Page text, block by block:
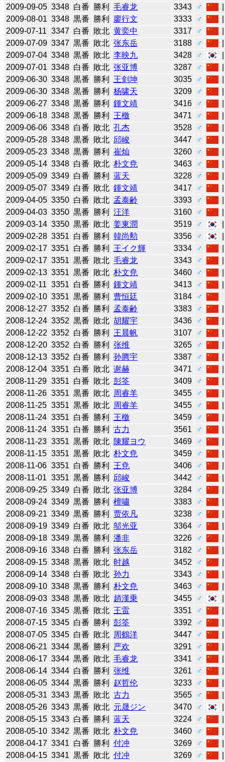
2009-09-05 3348 白番 勝利 毛睿龙 3343 ♂
2009-08-01 3348 黒番 勝利 廖行文 3333 ♂
2009-07-11 3347 白番 敗北 黄奕中 3317 ♂
2009-07-09 3347 黒番 敗北 张东岳 3188 ♂
2009-07-04 3348 黒番 敗北 李映九 3428 ♂
2009-07-01 3348 白番 敗北 张亚博 3287 ♂
2009-06-30 3348 黒番 勝利 王剑坤 3035 ♂
2009-06-30 3348 黒番 勝利 杨啸天 3209 ♂
2009-06-27 3348 黒番 勝利 鍾文靖 3416 ♂
2009-06-18 3348 黒番 勝利 王檄 3471 ♂
2009-06-06 3348 白番 敗北 孔杰 3528 ♂
2009-05-28 3348 黒番 敗北 邱峻 3447 ♂
2009-05-23 3348 黒番 勝利 崔灿 3260 ♂
2009-05-14 3348 白番 敗北 朴文尭 3463 ♂
2009-05-09 3349 白番 勝利 蓝天 3228 ♂
2009-05-07 3349 白番 敗北 鍾文靖 3417 ♂
2009-04-05 3350 白番 敗北 孟泰齢 3393 ♂
2009-04-03 3350 黒番 勝利 汪洋 3160 ♂
2009-03-14 3350 黒番 敗北 姜東潤 3519 ♂
2009-02-28 3351 白番 勝利 韓尚勲 3356 ♂
2009-02-17 3351 白番 勝利 王イク輝 3334 ♂
2009-02-17 3351 黒番 敗北 毛睿龙 3343 ♂
2009-02-13 3351 黒番 敗北 朴文尭 3460 ♂
2009-02-11 3351 白番 勝利 鍾文靖 3413 ♂
2009-02-10 3351 黒番 勝利 曹恒廷 3184
♂
2008-12-27 3352 白番 勝利 孟泰齢 3383 ♂
2008-12-24 3352 黒番 敗北 胡耀宇 3436 ♂
2008-12-22 3352 白番 勝利 王晨帆 3107 ♂
2008-12-20 3352 白番 勝利 张维 3265 ♂
2008-12-13 3352 白番 勝利 孙腾宇 3387 ♂
2008-12-04 3351 白番 敗北 谢赫 3471 ♂
2008-11-29 3351 白番 敗北 彭筌 3409 ♂
2008-11-26 3351 黒番 敗北 周睿羊 3455 ♂
2008-11-25 3351 黒番 敗北 周睿羊 3455 ♂
2008-11-24 3351 白番 勝利 王檄 3459 ♂
2008-11-24 3351 白番 勝利 古力 3561 ♂
2008-11-23 3351 黒番 敗北 陳耀ヨウ 3469 ♂
2008-11-15 3351 黒番 敗北 朴文尭 3459 ♂
2008-11-06 3351 白番 勝利 王尭 3406 ♂
2008-11-01 3351 黒番 勝利 邱峻 3442 ♂
2008-09-25 3349 白番 敗北 张亚博 3284 ♂
2008-09-24 3349 黒番 勝利 檀嘯 3383 ♂
2008-09-21 3349 黒番 勝利 贾依凡 3238 ♂
2008-09-19 3349 白番 敗北 邬光亚 3364 ♂
2008-09-18 3349 黒番 勝利 潘非 3226 ♂
2008-09-16 3348 白番 勝利 张东岳 3182 ♂
2008-09-15 3348 黒番 敗北 时越 3452 ♂
2008-09-14 3348 白番 敗北 孙力 3343 ♂
2008-09-10 3348 黒番 勝利 朴文尭 3463 ♂
2008-09-03 3348 黒番 敗北 趙漢乗 3455 ♂
2008-07-16 3345 黒番 敗北 王雷 3351 ♂
2008-07-15 3345 白番 勝利 彭筌 3392 ♂
2008-07-05 3345 白番 敗北 周鶴洋 3447 ♂
2008-06-21 3344 黒番 勝利 严欢 3291 ♂
2008-06-17 3344 黒番 敗北 毛睿龙 3341 ♂
2008-06-14 3344 白番 勝利 张维 3261 ♂
2008-06-05 3344 黒番 勝利 赵哲伦 3233 ♂
2008-05-31 3343 黒番 敗北 古力 3565 ♂
2008-05-26 3343 黒番 敗北 元晟ジン 3470 ♂
2008-05-15 3343 白番 勝利 蓝天 3224 ♂
2008-05-10 3342 黒番 敗北 朴文尭 3460 ♂
2008-04-17 3341 白番 勝利 付冲 3269 ♂
2008-04-15 3341 黒番 敗北 付冲 3269 ♂